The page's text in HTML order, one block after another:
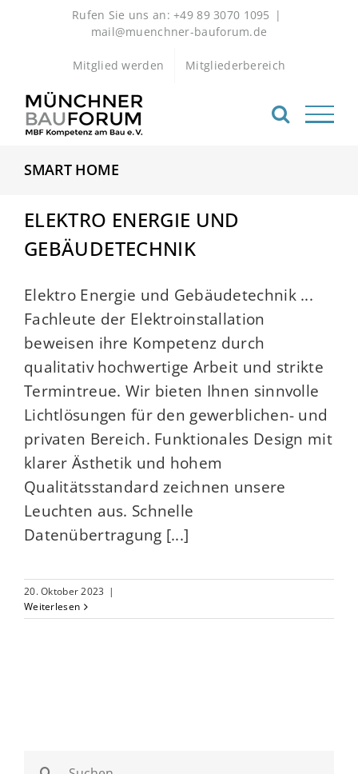
Rufen Sie uns an: +49 89 3070 1095 |
mail@muenchner-bauforum.de
Mitglied werden Mitgliederbereich
SMART HOME
ELEKTRO ENERGIE UND
GEBÄUDETECHNIK
Elektro Energie und Gebäudetechnik ...
Fachleute der Elektroinstallation
beweisen ihre Kompetenz durch
qualitativ hochwertige Arbeit und strikte
Termintreue. Wir bieten Ihnen sinnvolle
Lichtlösungen für den gewerblichen- und
privaten Bereich. Funktionales Design mit
klarer Ästhetik und hohem
Qualitätsstandard zeichnen unsere
Leuchten aus. Schnelle
Datenübertragung [...]
20. Oktober 2023 |
Weiterlesen
Suche